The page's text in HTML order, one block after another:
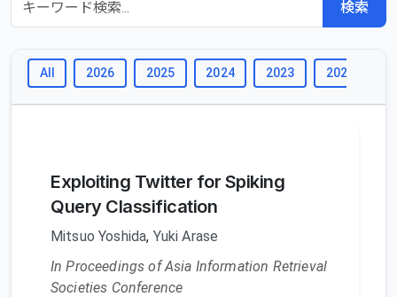
検索
All 2026 2025 2024 2023 2022
Exploiting Twitter for Spiking
Query Classification
Mitsuo Yoshida, Yuki Arase
In Proceedings of Asia Information Retrieval
Societies Conference